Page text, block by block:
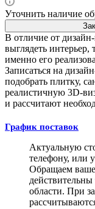
Уточнить наличие
В отличие от
выглядеть интерьер,
именно его
Записаться на
подобрать плитку,
реалистичную 3D-
и рассчитают
График поставок
Актуальную
телефону, или
Обращаем
области. При